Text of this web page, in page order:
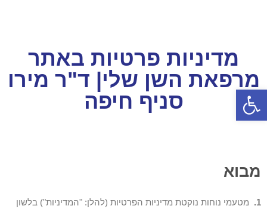
מדיניות פרטיות באתר
מרפאת השן שלי| ד"ר מירו
סניף חיפה
מבוא
1.
מטעמי נוחות נוקטת מדיניות הפרטיות (להלן: "המדיניות") בלשון
פתח סרגל נגישות